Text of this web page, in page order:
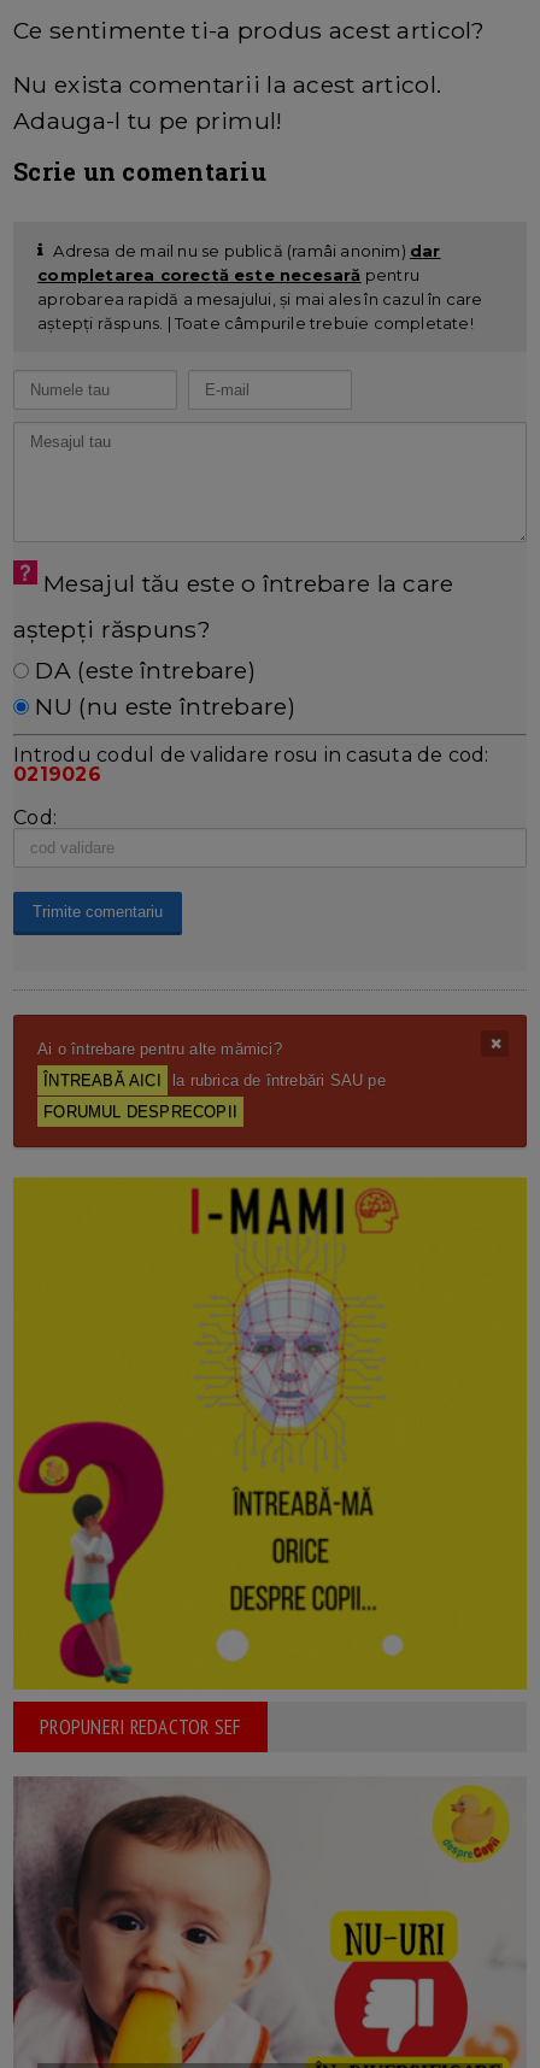
Ce sentimente ti-a produs acest articol?
Nu exista comentarii la acest articol.
Adauga-l tu pe primul!
Scrie un comentariu
Adresa de mail nu se publică (ramâi anonim) dar
completarea corectă este necesară pentru
aprobarea rapidă a mesajului, și mai ales în cazul în care
aștepți răspuns. | Toate câmpurile trebuie completate!
Mesajul tău este o întrebare la care
aștepți răspuns?
DA (este întrebare)
NU (nu este întrebare)
Introdu codul de validare rosu in casuta de cod:
0219026
Cod:
Ai o întrebare pentru alte mămici?
ÎNTREABĂ AICI
la rubrica de întrebări SAU pe
FORUMUL DESPRECOPII
PROPUNERI REDACTOR SEF